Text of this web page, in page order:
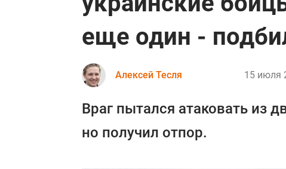
еще один -
Алексей Тесля 15 июля
Враг пытался атаковать из
но получил отпор.